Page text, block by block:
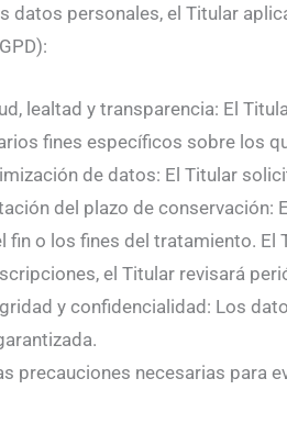
datos personales, el Titular
lealtad y transparencia: El
fines específicos sobre los
de datos: El Titular
del plazo de
fin o los fines del tratamiento.
el Titular revisará
y confidencialidad: Los
precauciones necesarias para